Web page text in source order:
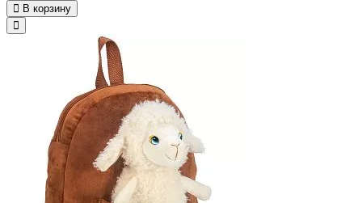
В корзину